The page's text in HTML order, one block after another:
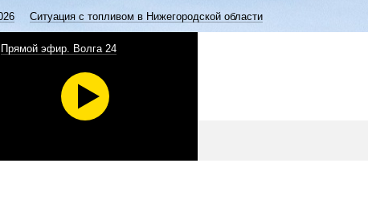
Ситуация с топливом в Нижегородской области
Прямой эфир. Волга 24